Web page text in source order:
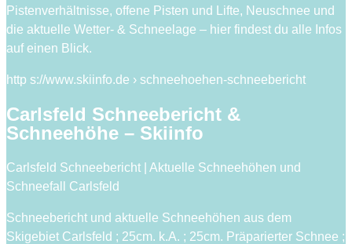
Pistenverhältnisse, offene Pisten und Lifte, Neuschnee und
die aktuelle Wetter- & Schneelage – hier findest du alle Infos
auf einen Blick.
http s://www.skiinfo.de › schneehoehen-schneebericht
Carlsfeld Schneebericht &
Schneehöhe – Skiinfo
Carlsfeld Schneebericht | Aktuelle Schneehöhen und
Schneefall Carlsfeld
Schneebericht und aktuelle Schneehöhen aus dem
Skigebiet Carlsfeld ; 25cm. k.A. ; 25cm. Präparierter Schnee ;